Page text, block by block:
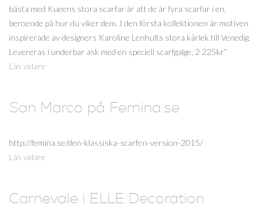
bästa med Kueens stora scarfar är att de är fyra scarfar i en,
beroende på hur du viker dem. I den första kollektionen är motiven
inspirerade av designers Karoline Lenhults stora kärlek till Venedig.
Levereras i underbar ask med en speciell scarfgalge, 2 225kr”
Läs vidare
San Marco på Femina.se
http://femina.se/den-klassiska-scarfen-version-2015/
Läs vidare
Carnevale i ELLE Decoration